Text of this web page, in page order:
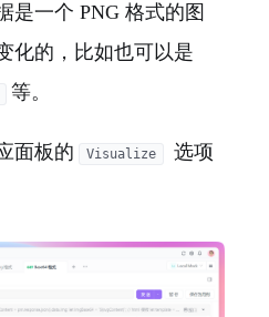
是一个 PNG 格式的图
化的，比如也可以是
等。
面板的 Visualize
选项